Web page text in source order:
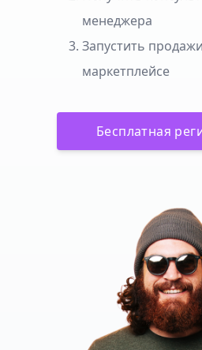
менеджера
Запустить
маркетплейсе
Бесплатная